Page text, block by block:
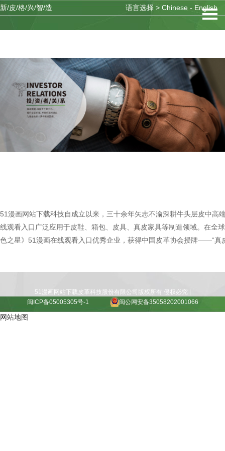
新/皮/格/兴/智/造 语言选择 > Chinese - English
51漫画网站下载科技自成立以来，三十余年矢志不渝深耕牛头层皮中
线观看入口广泛应用于皮鞋、箱包、皮具、真皮家具等制造领域。在全
色之星》51漫画在线观看入口优秀企业，获得中国皮革协会授牌——“真
51漫画网站下载皮革科技股份有限公司版权所有 侵权必究 |
闽ICP备05005305号-1
闽公网安备35058202001066
网站地图